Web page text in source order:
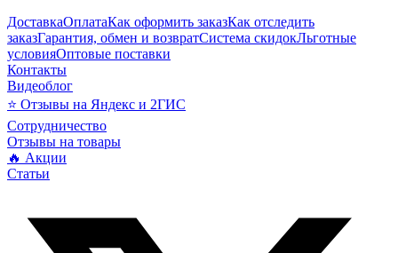
ДоставкаОплатаКак оформить заказКак отследить
заказГарантия, обмен и возвратСистема скидокЛьготные
условияОптовые поставки
Контакты
Видеоблог
⭐ Отзывы на Яндекс и 2ГИС
Сотрудничество
Отзывы на товары
🔥 Акции
Статьи